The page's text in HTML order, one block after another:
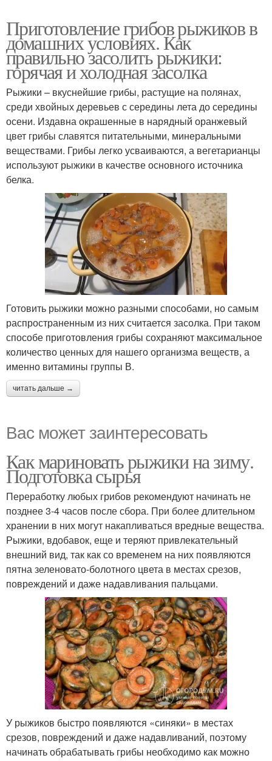
Приготовление грибов рыжиков в
домашних условиях. Как
правильно засолить рыжики:
горячая и холодная засолка
Рыжики – вкуснейшие грибы, растущие на полянах,
среди хвойных деревьев с середины лета до середины
осени. Издавна окрашенные в нарядный оранжевый
цвет грибы славятся питательными, минеральными
веществами. Грибы легко усваиваются, а вегетарианцы
используют рыжики в качестве основного источника
белка.
Готовить рыжики можно разными способами, но самым
распространенным из них считается засолка. При таком
способе приготовления грибы сохраняют максимальное
количество ценных для нашего организма веществ, а
именно витамины группы В.
читать дальше →
Вас может заинтересовать
Как мариновать рыжики на зиму.
Подготовка сырья
Переработку любых грибов рекомендуют начинать не
позднее 3-4 часов после сбора. При более длительном
хранении в них могут накапливаться вредные вещества.
Рыжики, вдобавок, еще и теряют привлекательный
внешний вид, так как со временем на них появляются
пятна зеленовато-болотного цвета в местах срезов,
повреждений и даже надавливания пальцами.
У рыжиков быстро появляются «синяки» в местах
срезов, повреждений и даже надавливаний, поэтому
начинать обрабатывать грибы необходимо как можно